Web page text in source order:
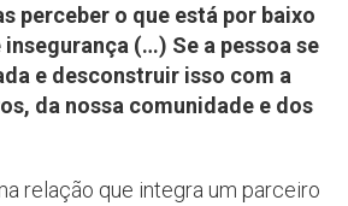
perceber o que está por baixo
(…) Se a pessoa se
e desconstruir isso com a
da nossa comunidade e dos
relação que integra um parceiro